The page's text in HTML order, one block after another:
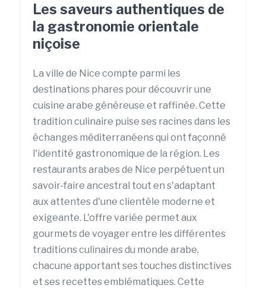
Les saveurs authentiques de
la gastronomie orientale
niçoise
La ville de Nice compte parmi les
destinations phares pour découvrir une
cuisine arabe généreuse et raffinée. Cette
tradition culinaire puise ses racines dans les
échanges méditerranéens qui ont façonné
l'identité gastronomique de la région. Les
restaurants arabes de Nice perpétuent un
savoir-faire ancestral tout en s'adaptant
aux attentes d'une clientèle moderne et
exigeante. L'offre variée permet aux
gourmets de voyager entre les différentes
traditions culinaires du monde arabe,
chacune apportant ses touches distinctives
et ses recettes emblématiques. Cette